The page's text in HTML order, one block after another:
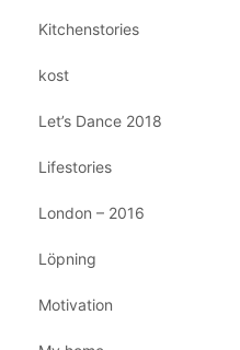
Kitchenstories
kost
Let’s Dance 2018
Lifestories
London – 2016
Löpning
Motivation